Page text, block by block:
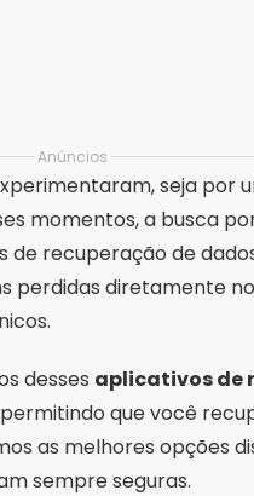
Anúncios
seja por
momentos, a busca
recuperação de
diretamente
desses aplicativos de
que você
as melhores opções
sempre seguras.